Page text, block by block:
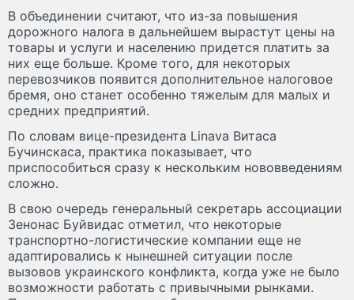
В объединении считают, что из-за повышения
дорожного налога в дальнейшем вырастут цены на
товары и услуги и населению придется платить за
них еще больше. Кроме того, для некоторых
перевозчиков появится дополнительное налоговое
бремя, оно станет особенно тяжелым для малых и
средних предприятий.
По словам вице-президента Linava Витаса
Бучинскаса, практика показывает, что
приспособиться сразу к нескольким нововведениям
сложно.
В свою очередь генеральный секретарь ассоциации
Зенонас Буйвидас отметил, что некоторые
транспортно-логистические компании еще не
адаптировались к нынешней ситуации после
вызовов украинского конфликта, когда уже не было
возможности работать с привычными рынками.